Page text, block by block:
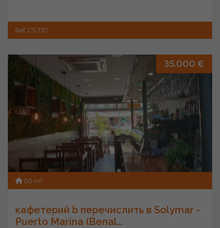
Ref. CS 710
35.000 €
60 m2
кафетерий b перечислить в Solymar -
Puerto Marina (Benal...